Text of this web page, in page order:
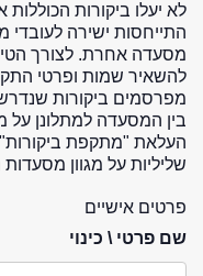
לא יעלו ביקורות
התייחסות ישירה לעובדי
מסעדה אחרת. לצורך
להשאיר שמות ופרטי
מפרסמים ביקורות
בין המסעדה למתלונן על
העלאת "מתקפת
שליליות על מגוון
פרטים אישיים
שם פרטי \ כינוי